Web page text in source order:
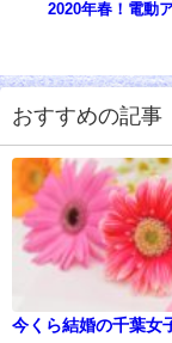
2020年春！電動
おすすめの記事
今くら結婚の千葉女